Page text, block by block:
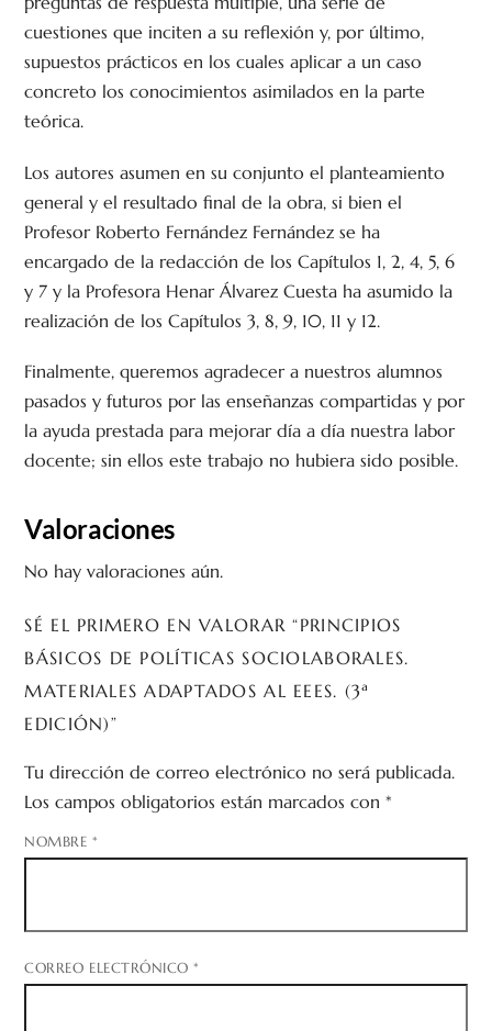
cuestiones que inciten a su reflexión y, por último,
supuestos prácticos en los cuales aplicar a un caso
concreto los conocimientos asimilados en la parte
teórica.
Los autores asumen en su conjunto el planteamiento
general y el resultado final de la obra, si bien el
Profesor Roberto Fernández Fernández se ha
encargado de la redacción de los Capítulos 1, 2, 4, 5, 6
y 7 y la Profesora Henar Álvarez Cuesta ha asumido la
realización de los Capítulos 3, 8, 9, 10, 11 y 12.
Finalmente, queremos agradecer a nuestros alumnos
pasados y futuros por las enseñanzas compartidas y por
la ayuda prestada para mejorar día a día nuestra labor
docente; sin ellos este trabajo no hubiera sido posible.
Valoraciones
No hay valoraciones aún.
SÉ EL PRIMERO EN VALORAR “PRINCIPIOS
BÁSICOS DE POLÍTICAS SOCIOLABORALES.
MATERIALES ADAPTADOS AL EEES. (3ª
EDICIÓN)”
Tu dirección de correo electrónico no será publicada.
Los campos obligatorios están marcados con*
NOMBRE *
CORREO ELECTRÓNICO*